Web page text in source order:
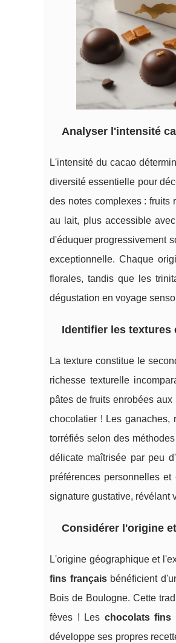
Analyser l'intensité
L'intensité du cacao
diversité essentielle pour
des notes complexes : fruits
au lait, plus accessible
d'éduquer progressivement
exceptionnelle. Chaque
florales, tandis que les
dégustation en voyage
Identifier les textures
La texture constitue le
richesse texturelle
pâtes de fruits enrobées
chocolatier ! Les ganaches,
torréfiés selon des
délicate maîtrisée par peu
préférences personnelles
signature gustative, révélant
Considérer l'origine
L'origine géographique et
fins françaisbénéficient
Bois de Boulogne. Cette
fèves ! Les chocolats fins
développe ses propres